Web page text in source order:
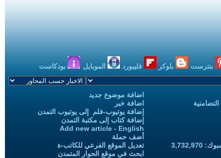
بنترست بلوكر فليبورد الموبايل بودكاست
اضافة موضوع جديد
اضافة خبر
إضافة يوتيوب-فلم إلى يوتيوب التمدن
إضافة كتاب إلى مكتبة التمدن
Add new article - English
أضف حملة
تعديل الموقع الفرعي للكاتب-ة
ابحث في موقع الحوار المتمدن